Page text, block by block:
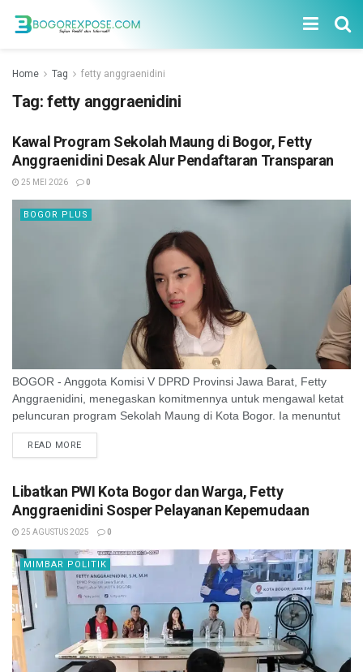
Home Tag fetty anggraenidini
Tag: fetty anggraenidini
Kawal Program Sekolah Maung di Bogor, Fetty
Anggraenidini Desak Alur Pendaftaran Transparan
25 MEI 2026 0
BOGOR PLUS
BOGOR - Anggota Komisi V DPRD Provinsi Jawa Barat, Fetty
Anggraenidini, menegaskan komitmennya untuk mengawal ketat
peluncuran program Sekolah Maung di Kota Bogor. Ia menuntut
agar proses pendaftaran yang berlangsung ...
READ MORE
Libatkan PWI Kota Bogor dan Warga, Fetty
Anggraenidini Sosper Pelayanan Kepemudaan
25 AGUSTUS 2025 0
MIMBAR POLITIK